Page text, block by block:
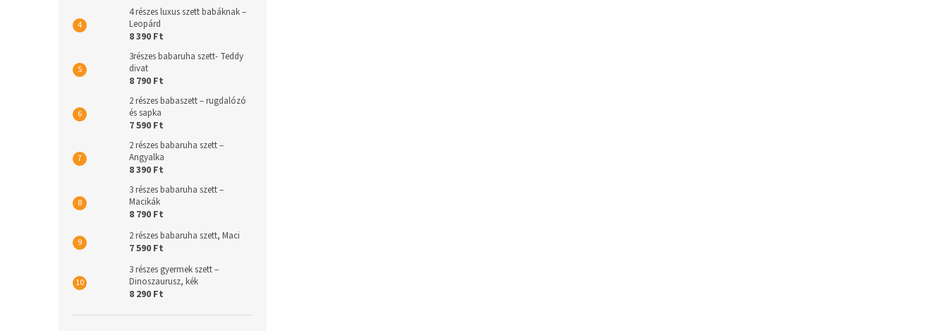
4 részes luxus szett babáknak –
Leopárd
8 390 Ft
3részes babaruha szett- Teddy
divat
8 790 Ft
2 részes babaszett – rugdalózó
és sapka
7 590 Ft
2 részes babaruha szett –
Angyalka
8 390 Ft
3 részes babaruha szett –
Macikák
8 790 Ft
2 részes babaruha szett, Maci
7 590 Ft
3 részes gyermek szett –
Dinoszaurusz, kék
8 290 Ft